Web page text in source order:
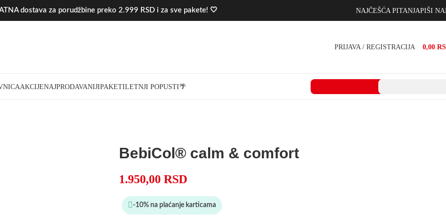
dostava za porudžbine preko 2.999 RSD i za sve pakete! 🤍 NAJČEŠĆA PITANJAPIŠI
PRIJAVA / REGISTRACIJA 0,00
AKCIJENAJPRODAVANIJIPAKETILETNJI POPUSTI🌴
BebiCol® calm & comfort
1.950,00 RSD
-10% na plaćanje karticama